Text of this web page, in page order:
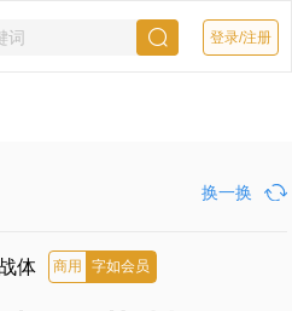
登录/注册
换一换
体 商用 字如会员